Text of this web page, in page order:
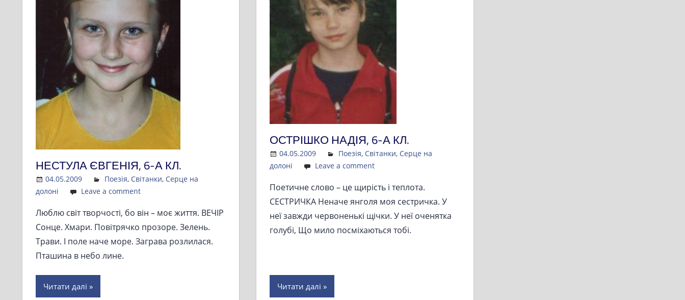
НЕСТУЛА ЄВГЕНІЯ, 6-А КЛ.
04.05.2009 Admin
Поезія, Світанки, Серце на
долоні
Leave a comment
Люблю світ творчості, бо він – моє життя. ВЕЧІР
Сонце. Хмари. Повітрячко прозоре. Зелень.
Трави. І поле наче море. Заграва розлилася.
Пташина в небо лине.
Читати далі
ОСТРІШКО НАДІЯ, 6-А КЛ.
04.05.2009 Admin
Поезія, Світанки, Серце на
долоні
Leave a comment
Поетичне слово – це щирість і теплота.
СЕСТРИЧКА Неначе янголя моя сестричка. У
неї завжди червоненькі щічки. У неї оченятка
голубі, Що мило посміхаються тобі.
Читати далі